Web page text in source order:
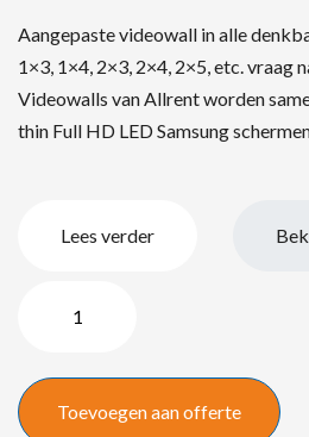
Aangepaste videowall in alle
1×3, 1×4, 2×3, 2×4, 2×5, etc. vraag
Videowalls van Allrent worden
thin Full HD LED Samsung
Lees verder
andere
configuratie?
Toevoegen aan offerte